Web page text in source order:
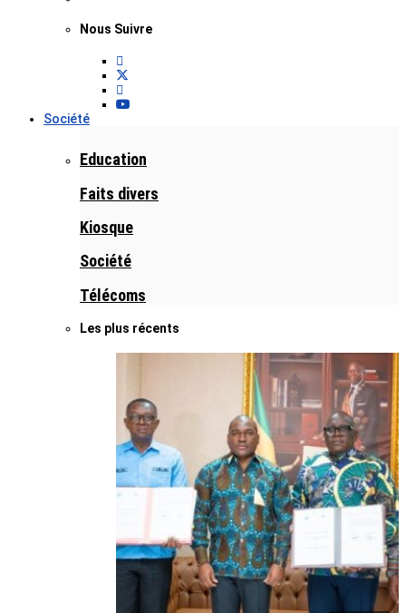
Nous Suivre
Société
Education
Faits divers
Kiosque
Société
Télécoms
Les plus récents